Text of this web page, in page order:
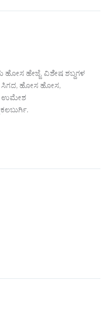
ಹೋಸ ಹೇಜ್ಜೆ, ವಿಶೇಷ ಶಬ್ದಗಳ
ಸಿಗದ, ಹೋಸ ಹೋಸ,
ಉಮೇಶ